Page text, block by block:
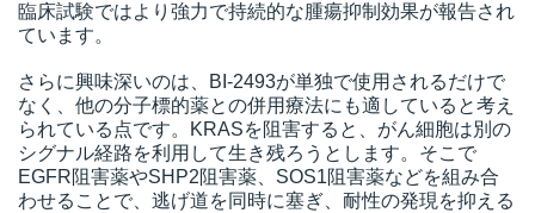
臨床試験ではより強力で持続的な腫瘍抑制効果が報告され
ています。
さらに興味深いのは、BI-2493が単独で使用されるだけで
なく、他の分子標的薬との併用療法にも適していると考え
られている点です。KRASを阻害すると、がん細胞は別の
シグナル経路を利用して生き残ろうとします。そこで
EGFR阻害薬やSHP2阻害薬、SOS1阻害薬などを組み合
わせることで、逃げ道を同時に塞ぎ、耐性の発現を抑える